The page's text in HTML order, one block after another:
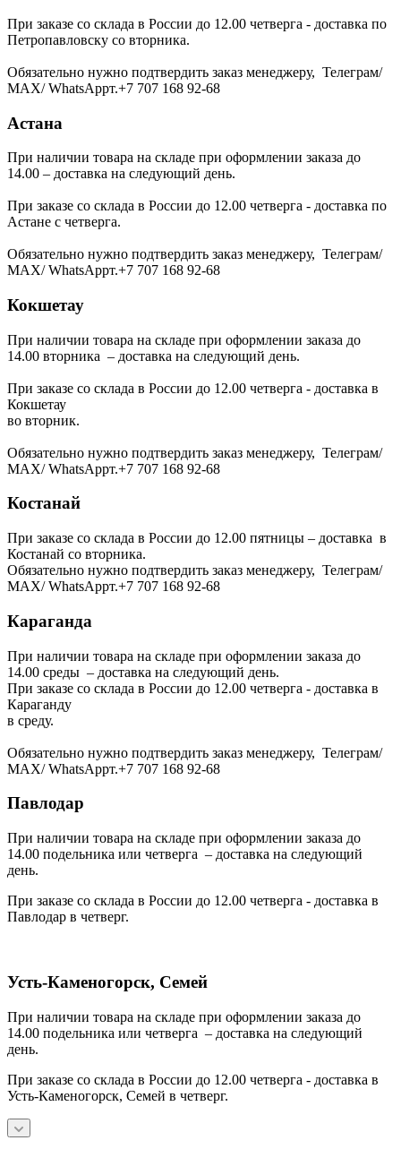
При заказе со склада в России до 12.00 четверга - доставка по
Петропавловску со вторника.
Обязательно нужно подтвердить заказ менеджеру, Телеграм/
МАХ/ WhatsAppт.+7 707 168 92-68
Астана
При наличии товара на складе при оформлении заказа до
14.00 – доставка на следующий день.
При заказе со склада в России до 12.00 четверга - доставка по
Астане с четверга.
Обязательно нужно подтвердить заказ менеджеру, Телеграм/
МАХ/ WhatsAppт.+7 707 168 92-68
Кокшетау
При наличии товара на складе при оформлении заказа до
14.00 вторника – доставка на следующий день.
При заказе со склада в России до 12.00 четверга - доставка в
Кокшетау
во вторник.
Обязательно нужно подтвердить заказ менеджеру, Телеграм/
МАХ/ WhatsAppт.+7 707 168 92-68
Костанай
При заказе со склада в России до 12.00 пятницы – доставка в
Костанай со вторника.
Обязательно нужно подтвердить заказ менеджеру, Телеграм/
МАХ/ WhatsAppт.+7 707 168 92-68
Караганда
При наличии товара на складе при оформлении заказа до
14.00 среды – доставка на следующий день.
При заказе со склада в России до 12.00 четверга - доставка в
Караганду
в среду.
Обязательно нужно подтвердить заказ менеджеру, Телеграм/
МАХ/ WhatsAppт.+7 707 168 92-68
Павлодар
При наличии товара на складе при оформлении заказа до
14.00 подельника или четверга – доставка на следующий
день.
При заказе со склада в России до 12.00 четверга - доставка в
Павлодар в четверг.
Усть-Каменогорск, Семей
При наличии товара на складе при оформлении заказа до
14.00 подельника или четверга – доставка на следующий
день.
При заказе со склада в России до 12.00 четверга - доставка в
Усть-Каменогорск, Семей в четверг.